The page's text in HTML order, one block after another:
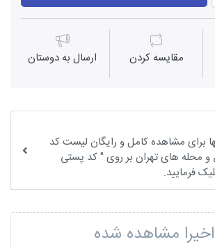
مقايسه كردن ارسال به دوستان
برای مشاهده کامل و رایگان لیست کد
محله های تهران بر روی " کد پستی
فرمایید.
مشاهده شده